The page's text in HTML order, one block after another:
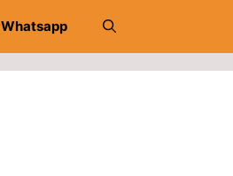
Whatsapp